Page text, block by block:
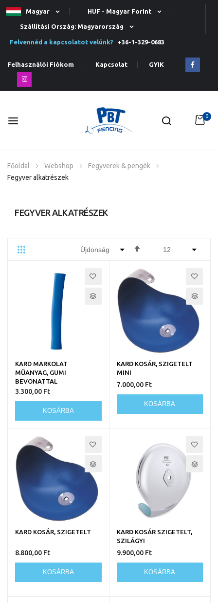
Magyar HUF - Magyar Forint
Szállítási Ország: Magyarország
Felvennéd a kapcsolatot velünk? +36-1-329-0683
Felhasználói Fiókom Kapcsolat GYIK
0
a
tartalomhoz
Főoldal Webshop
Fegyverek & pengék
Fegyver alkatrészek
FEGYVER ALKATRÉSZEK
Rács
Csökkenő
KARD MARKOLAT
MŰANYAG, GUMI
BEVONATTAL
3.300,00 Ft
KOSÁRBA
KARD KOSÁR, SZIGETELT
MINI
7.000,00 Ft
KOSÁRBA
KARD KOSÁR, SZIGETELT
8.800,00 Ft
KOSÁRBA
KARD KOSÁR SZIGETELT,
SZILÁGYI
9.900,00 Ft
KOSÁRBA